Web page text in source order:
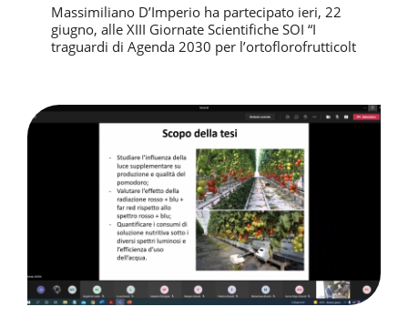
Massimiliano D’Imperio ha partecipato ieri, 22
giugno, alle XIII Giornate Scientifiche SOI “I
traguardi di Agenda 2030 per l’ortoflorofrutticolt